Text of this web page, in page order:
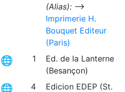
(Alias):⟶
Imprimerie H.
Bouquet Editeur
(Paris)
1
Ed. de la Lanterne
(Besançon)
4
Edicion EDEP (St.